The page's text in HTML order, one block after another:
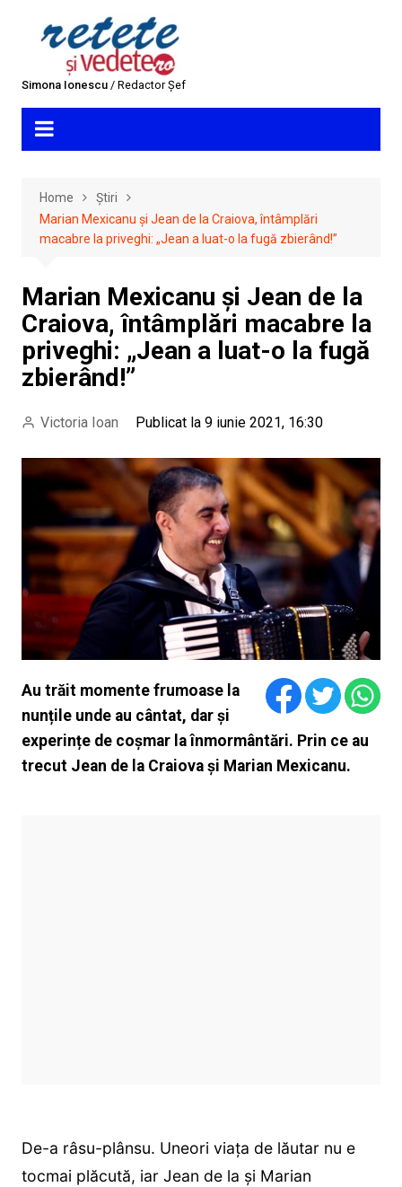
Simona Ionescu/ Redactor Șef
Home
Știri
Marian Mexicanu și Jean de la Craiova, întâmplări
macabre la priveghi: „Jean a luat-o la fugă zbierând!”
Marian Mexicanu și Jean de la
Craiova, întâmplări macabre la
priveghi: „Jean a luat-o la fugă
zbierând!”
Victoria Ioan Publicat la 9 iunie 2021, 16:30
Au trăit momente frumoase la
nunțile unde au cântat, dar și
experințe de coșmar la înmormântări. Prin ce au
trecut Jean de la Craiova și Marian Mexicanu.
De-a râsu-plânsu. Uneori viața de lăutar nu e
tocmai plăcută, iar Jean de la și Marian